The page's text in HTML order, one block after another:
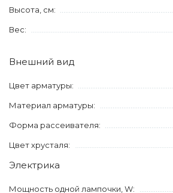
Высота, см:
Вес:
Внешний вид
Цвет арматуры:
Материал арматуры:
Форма рассеивателя:
Цвет хрусталя:
Электрика
Мощность одной лампочки, W: